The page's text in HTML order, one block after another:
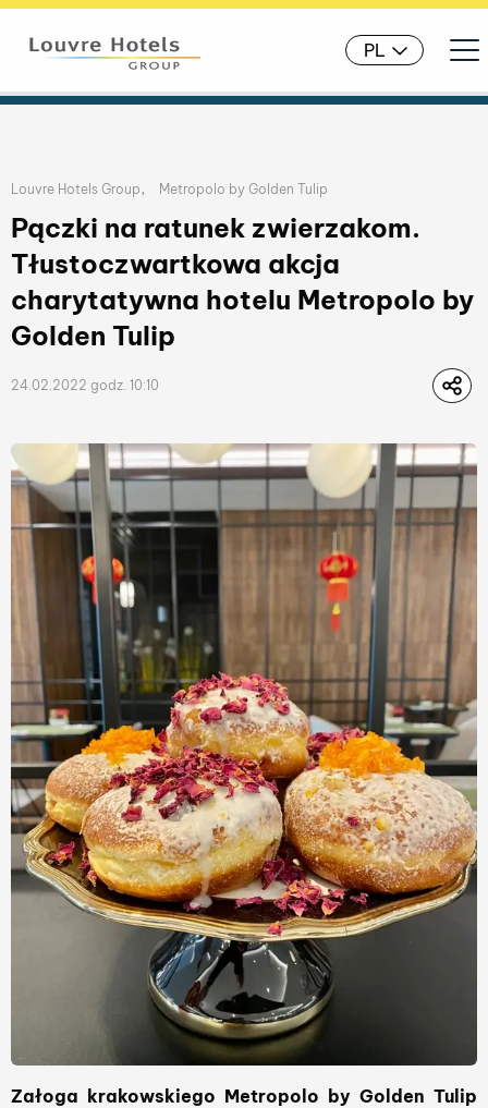
PL
Pączki na ratunek zwierzakom.
Tłustoczwartkowa akcja
charytatywna hotelu Metropolo by
Golden Tulip
Lista przynależnych kategorii publikacji
Louvre Hotels Group, Metropolo by Golden Tulip
24.02.2022 godz. 10:10
Załoga krakowskiego Metropolo by Golden Tulip